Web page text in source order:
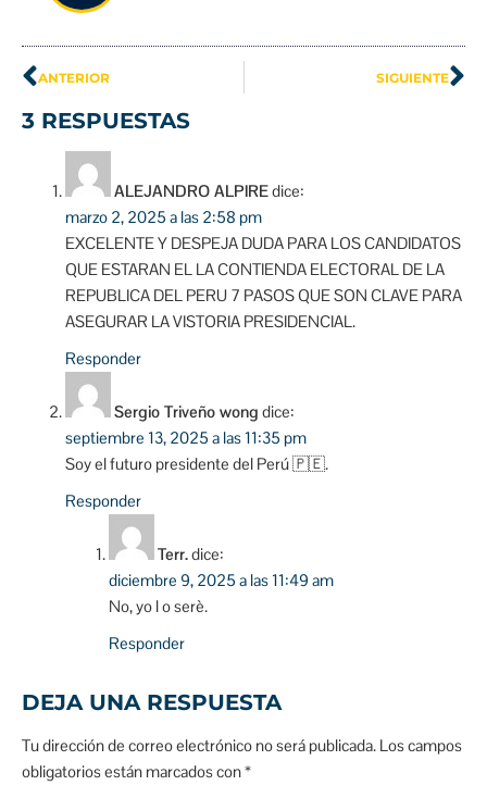
ANTERIOR SIGUIENTE
3 RESPUESTAS
ALEJANDRO ALPIREdice:
marzo 2, 2025 a las 2:58 pm
EXCELENTE Y DESPEJA DUDA PARA LOS CANDIDATOS
QUE ESTARAN EL LA CONTIENDA ELECTORAL DE LA
REPUBLICA DEL PERU 7 PASOS QUE SON CLAVE PARA
ASEGURAR LA VISTORIA PRESIDENCIAL.
Responder
Sergio Triveño wong dice:
septiembre 13, 2025 a las 11:35 pm
Soy el futuro presidente del Perú 🇵🇪.
Responder
Terr.dice:
diciembre 9, 2025 a las 11:49 am
No, yo l o serè.
Responder
DEJA UNA RESPUESTA
Tu dirección de correo electrónico no será publicada. Los campos
obligatorios están marcados con*